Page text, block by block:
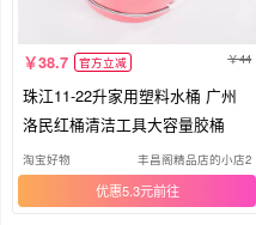
38.7 官方立减 44
珠江11-22升家用塑料水桶 广州
洛民红桶清洁工具大容量胶桶
淘宝好物 丰昌阁精品店的小店2
优惠5.3元